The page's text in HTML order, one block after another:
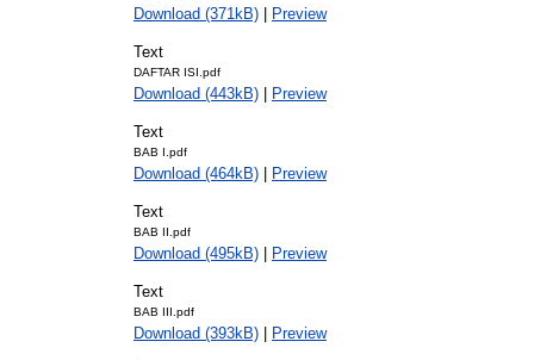
Download (371kB) | Preview
Text
DAFTAR ISI.pdf
Download (443kB) | Preview
Text
BAB I.pdf
Download (464kB) | Preview
Text
BAB II.pdf
Download (495kB) | Preview
Text
BAB III.pdf
Download (393kB) | Preview